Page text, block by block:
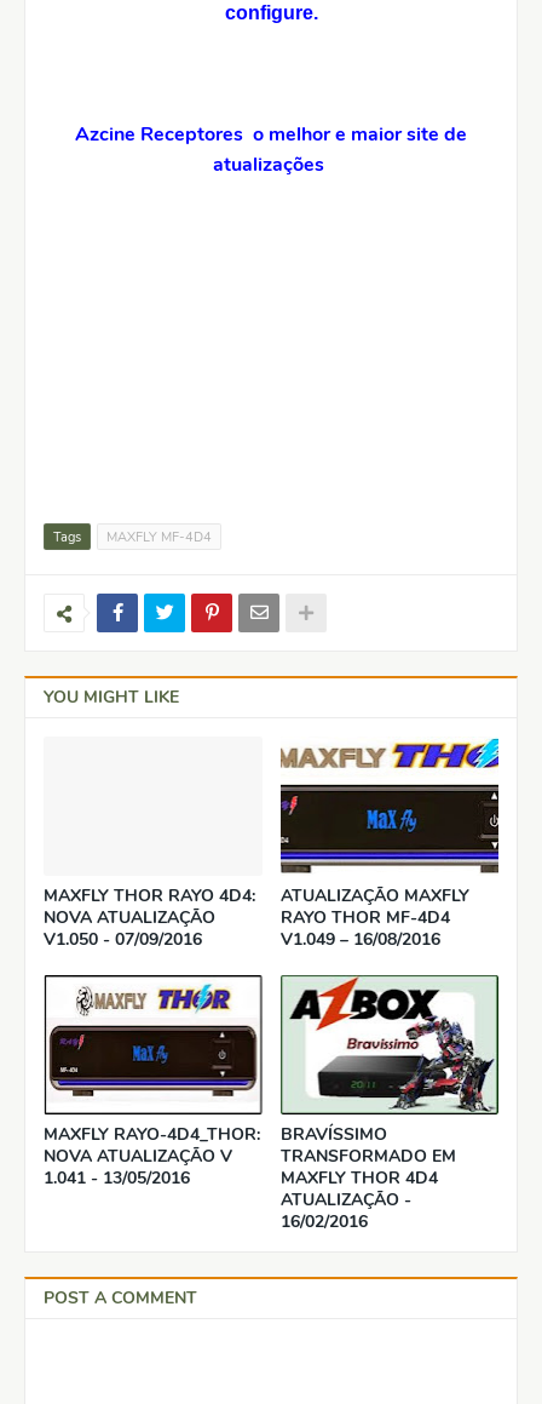
configure.
Azcine Receptores o melhor e maior site de
atualizações
Tags MAXFLY MF-4D4
YOU MIGHT LIKE
MAXFLY THOR RAYO 4D4:
NOVA ATUALIZAÇÃO
V1.050 - 07/09/2016
ATUALIZAÇÃO MAXFLY
RAYO THOR MF-4D4
V1.049 – 16/08/2016
MAXFLY RAYO-4D4_THOR:
NOVA ATUALIZAÇÃO V
1.041 - 13/05/2016
BRAVÍSSIMO
TRANSFORMADO EM
MAXFLY THOR 4D4
ATUALIZAÇÃO -
16/02/2016
POST A COMMENT